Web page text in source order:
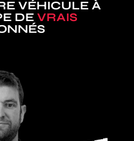
VÉHICULE À
DE VRAIS